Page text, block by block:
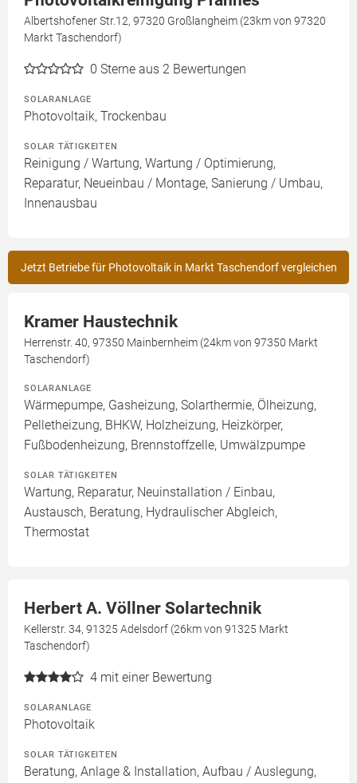
Albertshofener Str.12, 97320 Großlangheim (23km von 97320
Markt Taschendorf)
0 Sterne aus 2 Bewertungen
SOLARANLAGE
Photovoltaik, Trockenbau
SOLAR TÄTIGKEITEN
Reinigung / Wartung, Wartung / Optimierung,
Reparatur, Neueinbau / Montage, Sanierung / Umbau,
Innenausbau
Jetzt Betriebe für Photovoltaik in Markt Taschendorf vergleichen
Kramer Haustechnik
Herrenstr. 40, 97350 Mainbernheim (24km von 97350 Markt
Taschendorf)
SOLARANLAGE
Wärmepumpe, Gasheizung, Solarthermie, Ölheizung,
Pelletheizung, BHKW, Holzheizung, Heizkörper,
Fußbodenheizung, Brennstoffzelle, Umwälzpumpe
SOLAR TÄTIGKEITEN
Wartung, Reparatur, Neuinstallation / Einbau,
Austausch, Beratung, Hydraulischer Abgleich,
Thermostat
Herbert A. Völlner Solartechnik
Kellerstr. 34, 91325 Adelsdorf (26km von 91325 Markt
Taschendorf)
4 mit einer Bewertung
SOLARANLAGE
Photovoltaik
SOLAR TÄTIGKEITEN
Beratung, Anlage & Installation, Aufbau / Auslegung,